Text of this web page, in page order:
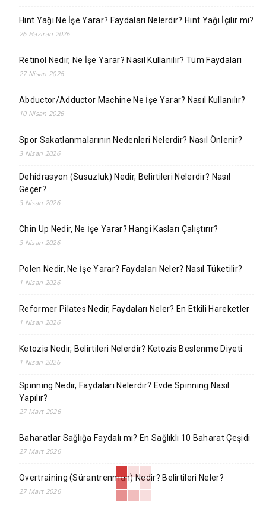
Hint Yağı Ne İşe Yarar? Faydaları Nelerdir? Hint Yağı İçilir mi?
26 Haziran 2026
Retinol Nedir, Ne İşe Yarar? Nasıl Kullanılır? Tüm Faydaları
27 Nisan 2026
Abductor/Adductor Machine Ne İşe Yarar? Nasıl Kullanılır?
10 Nisan 2026
Spor Sakatlanmalarının Nedenleri Nelerdir? Nasıl Önlenir?
3 Nisan 2026
Dehidrasyon (Susuzluk) Nedir, Belirtileri Nelerdir? Nasıl
Geçer?
3 Nisan 2026
Chin Up Nedir, Ne İşe Yarar? Hangi Kasları Çalıştırır?
3 Nisan 2026
Polen Nedir, Ne İşe Yarar? Faydaları Neler? Nasıl Tüketilir?
1 Nisan 2026
Reformer Pilates Nedir, Faydaları Neler? En Etkili Hareketler
1 Nisan 2026
Ketozis Nedir, Belirtileri Nelerdir? Ketozis Beslenme Diyeti
1 Nisan 2026
Spinning Nedir, Faydaları Nelerdir? Evde Spinning Nasıl
Yapılır?
27 Mart 2026
Baharatlar Sağlığa Faydalı mı? En Sağlıklı 10 Baharat Çeşidi
27 Mart 2026
Overtraining (Sürantrenman) Nedir? Belirtileri Neler?
27 Mart 2026